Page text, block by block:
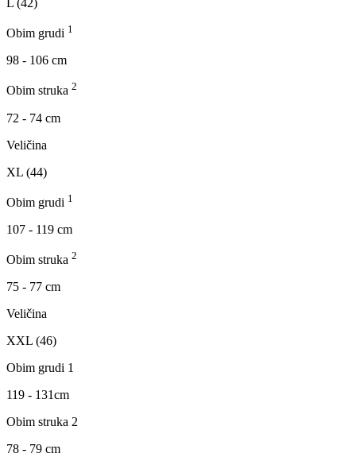
Obim grudi 1
98 - 106 cm
Obim struka 2
72 - 74 cm
Veličina
XL (44)
Obim grudi 1
107 - 119 cm
Obim struka 2
75 - 77 cm
Veličina
XXL (46)
Obim grudi 1
119 - 131cm
Obim struka 2
78 - 79 cm